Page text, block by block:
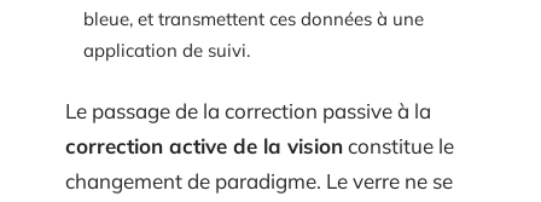
bleue, et transmettent ces données à une
application de suivi.
Le passage de la correction passive à la
correction active de la visionconstitue le
changement de paradigme. Le verre ne se